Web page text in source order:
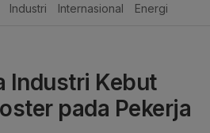
Industri Internasional Energi
Industri Kebut
pada Pekerja